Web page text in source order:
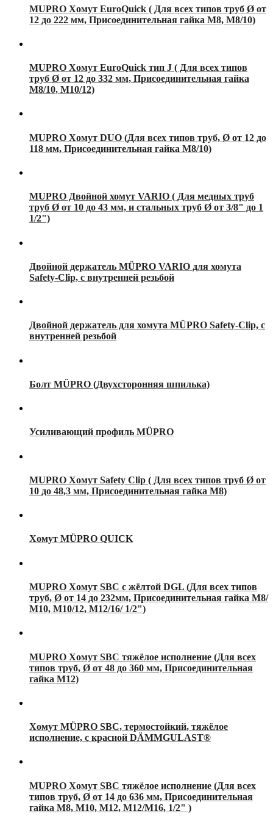
MUPRO Хомут EuroQuick ( Для всех типов труб Ø от
12 до 222 мм, Присоединительная гайка М8, М8/10)
MUPRO Хомут EuroQuick тип J ( Для всех типов
труб Ø от 12 до 332 мм, Присоединительная гайка
М8/10, М10/12)
MUPRO Хомут DUO (Для всех типов труб, Ø от 12 до
118 мм, Присоединительная гайка М8/10)
MUPRO Двойной хомут VARIO ( Для медных труб
труб Ø от 10 до 43 мм, и стальных труб Ø от 3/8" до 1
1/2")
Двойной держатель MÜPRO VARIO для хомута
Safety-Clip, с внутренней резьбой
Двойной держатель для хомута MÜPRO Safety-Clip, с
внутренней резьбой
Болт MÜPRO (Двухсторонняя шпилька)
Усиливающий профиль MÜPRO
MUPRO Хомут Safety Clip ( Для всех типов труб Ø от
10 до 48,3 мм, Присоединительная гайка М8)
Хомут MÜPRO QUICK
MUPRO Хомут SBC с жёлтой DGL (Для всех типов
труб, Ø от 14 до 232мм, Присоединительная гайка М8/
М10, М10/12, М12/16/ 1/2")
MUPRO Хомут SBC тяжёлое исполнение (Для всех
типов труб, Ø от 48 до 360 мм, Присоединительная
гайка М12)
Хомут MÜPRO SBC, термостойкий, тяжёлое
исполнение, с красной DÄMMGULAST®
MUPRO Хомут SBC тяжёлое исполнение (Для всех
типов труб, Ø от 14 до 636 мм, Присоединительная
гайка М8, М10, М12, М12/М16, 1/2" )